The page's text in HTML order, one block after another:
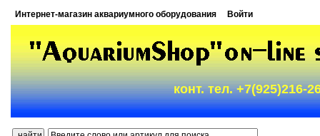
Интернет-магазин аквариумного оборудования Войти
конт. тел. +7(925)216-